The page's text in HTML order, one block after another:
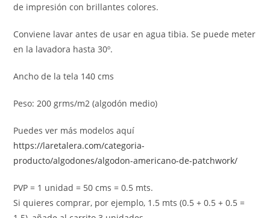
de impresión con brillantes colores.
Conviene lavar antes de usar en agua tibia. Se puede meter
en la lavadora hasta 30º.
Ancho de la tela 140 cms
Peso: 200 grms/m2 (algodón medio)
Puedes ver más modelos aquí
https://laretalera.com/categoria-
producto/algodones/algodon-americano-de-patchwork/
PVP = 1 unidad = 50 cms = 0.5 mts.
Si quieres comprar, por ejemplo, 1.5 mts (0.5 + 0.5 + 0.5 =